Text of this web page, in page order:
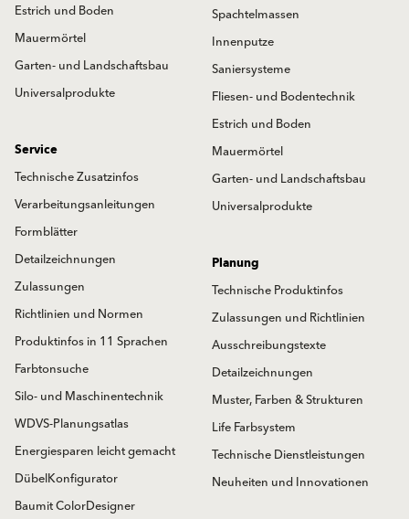
Estrich und Boden
Mauermörtel
Garten- und Landschaftsbau
Universalprodukte
Spachtelmassen
Innenputze
Saniersysteme
Fliesen- und Bodentechnik
Estrich und Boden
Mauermörtel
Garten- und Landschaftsbau
Universalprodukte
Service
Technische Zusatzinfos
Verarbeitungsanleitungen
Formblätter
Detailzeichnungen
Zulassungen
Richtlinien und Normen
Produktinfos in 11 Sprachen
Farbtonsuche
Silo- und Maschinentechnik
WDVS-Planungsatlas
Energiesparen leicht gemacht
DübelKonfigurator
Baumit ColorDesigner
Planung
Technische Produktinfos
Zulassungen und Richtlinien
Ausschreibungstexte
Detailzeichnungen
Muster, Farben & Strukturen
Life Farbsystem
Technische Dienstleistungen
Neuheiten und Innovationen